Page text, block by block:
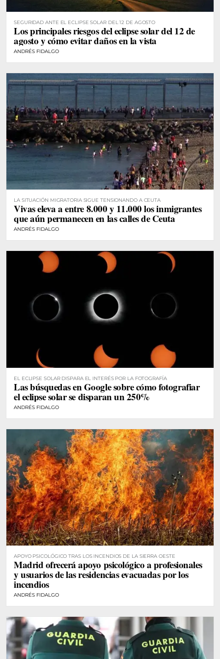
SEGURIDAD ANTE EL ECLIPSE SOLAR DEL 12 DE AGOSTO
Los principales riesgos del eclipse solar del 12 de
agosto y cómo evitar daños en la vista
ANDRÉS FIDALGO
LA SITUACIÓN MIGRATORIA SIGUE TENSIONANDO A CEUTA
Vivas eleva a entre 8.000 y 11.000 los inmigrantes
que aún permanecen en las calles de Ceuta
ANDRÉS FIDALGO
EL ECLIPSE SOLAR DISPARA EL INTERÉS POR LA FOTOGRAFÍA
Las búsquedas en Google sobre cómo fotografiar
el eclipse solar se disparan un 250%
ANDRÉS FIDALGO
APOYO PSICOLÓGICO TRAS LOS INCENDIOS DE LA SIERRA OESTE
Madrid ofrecerá apoyo psicológico a profesionales
y usuarios de las residencias evacuadas por los
incendios
ANDRÉS FIDALGO